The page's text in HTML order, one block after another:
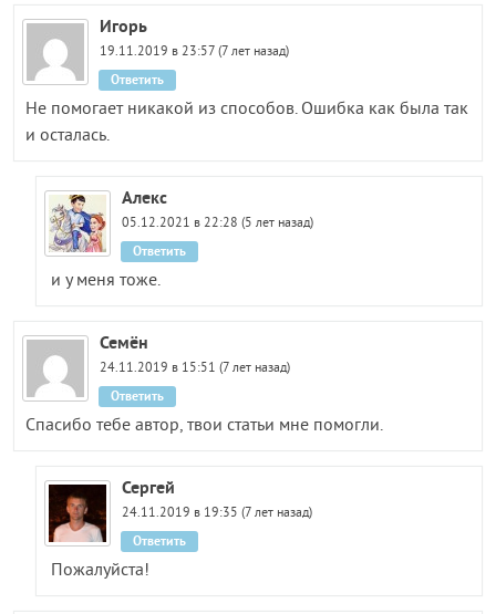
Игорь
19.11.2019 в 23:57 (7 лет назад)
Не помогает никакой из способов. Ошибка как была так
и осталась.
Ответить
Алекс
05.12.2021 в 22:28 (5 лет назад)
и у меня тоже.
Ответить
Семён
24.11.2019 в 15:51 (7 лет назад)
Спасибо тебе автор, твои статьи мне помогли.
Ответить
Сергей
24.11.2019 в 19:35 (7 лет назад)
Пожалуйста!
Ответить